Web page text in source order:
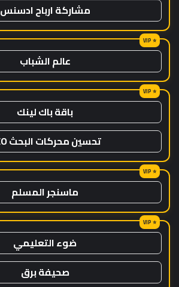
مشاركة ارباح ادسنس
عالم الشباب
باقة باك لينك
تحسين محركات البحث SEO
ماسنجر المسلم
ضوء التعليمي
صحيفة برق